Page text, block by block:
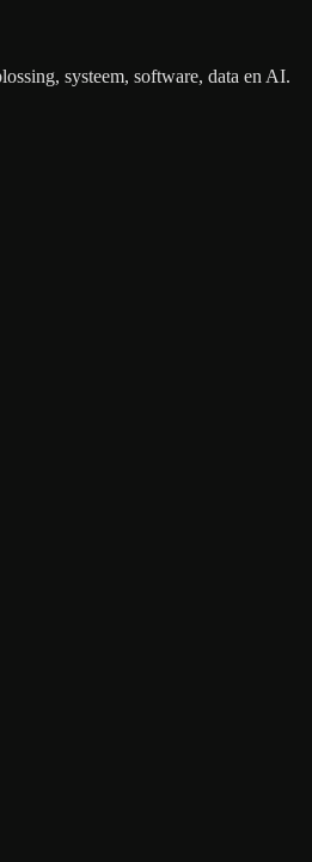
systeem, software, data en AI.